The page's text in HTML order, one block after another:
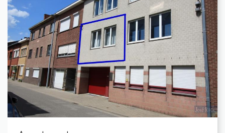
Verhuurd: Appartement
1
50 m²